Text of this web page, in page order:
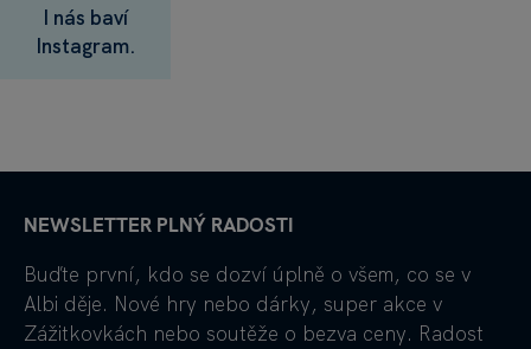
I nás baví
Instagram.
NEWSLETTER PLNÝ RADOSTI
Buďte první, kdo se dozví úplně o všem, co se v
Albi děje. Nové hry nebo dárky, super akce v
Zážitkovkách nebo soutěže o bezva ceny. Radost